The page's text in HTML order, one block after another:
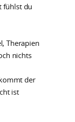
fühlst du
Therapien
nichts
der
ist